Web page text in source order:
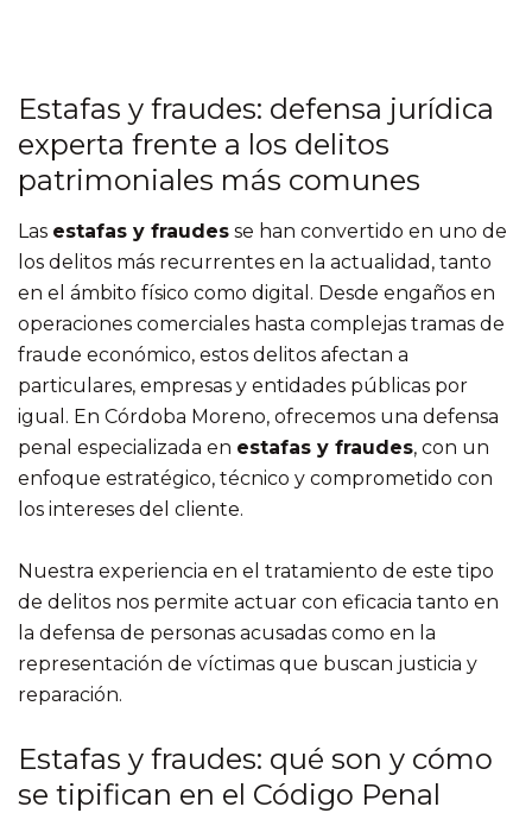
Estafas y fraudes: defensa jurídica
experta frente a los delitos
patrimoniales más comunes
Las estafas y fraudes se han convertido en uno de
los delitos más recurrentes en la actualidad, tanto
en el ámbito físico como digital. Desde engaños en
operaciones comerciales hasta complejas tramas de
fraude económico, estos delitos afectan a
particulares, empresas y entidades públicas por
igual. En Córdoba Moreno, ofrecemos una defensa
penal especializada en estafas y fraudes, con un
enfoque estratégico, técnico y comprometido con
los intereses del cliente.
Nuestra experiencia en el tratamiento de este tipo
de delitos nos permite actuar con eficacia tanto en
la defensa de personas acusadas como en la
representación de víctimas que buscan justicia y
reparación.
Estafas y fraudes: qué son y cómo
se tipifican en el Código Penal